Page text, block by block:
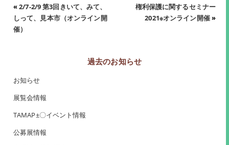
«2/7-2/9 第3回きいて、みて、
しって、見本市（オンライン開
催）
権利保護に関するセミナー
2021※オンライン開催»
過去のお知らせ
お知らせ
展覧会情報
TAMAP±〇イベント情報
公募展情報